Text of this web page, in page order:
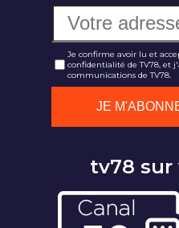
Je confirme avoir lu et
confidentialité de TV78, et
communications de TV78.
tv78 sur